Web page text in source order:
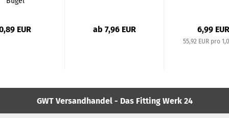
EUR ab 7,96 EUR 6,99 EUR
55,92 EUR pro
GWT Versandhandel - Das Fitting Werk 24